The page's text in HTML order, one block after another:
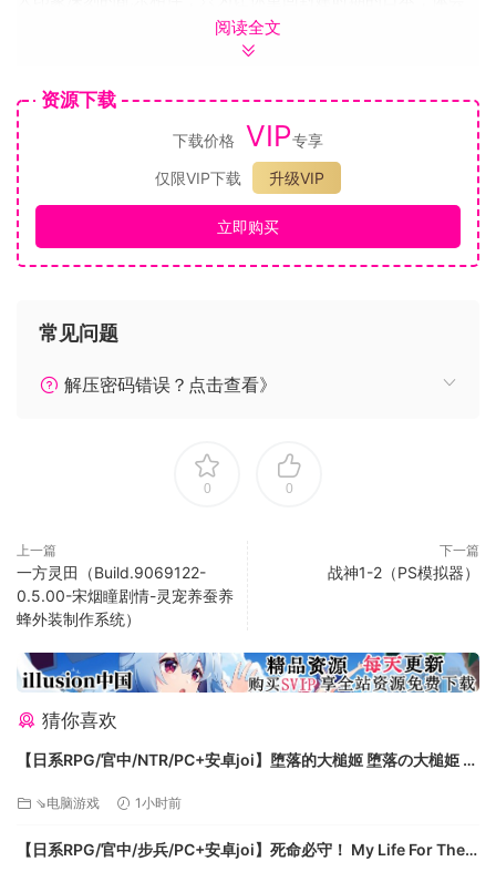
电影风格游戏《TREK TO YOMI》将于2022年发售，作为对垂
死的主人的誓言，年轻的剑士弘树发誓要保护他的城镇和他所
爱的人免受所有威胁。 面对悲剧，肩负使命，孤独的武士必须
超越生死，直面自己，决定前进的道路。
阅读全文
资源下载
下载价格 VIP专享
仅限VIP下载
升级VIP
立即购买
常见问题
解压密码错误？点击查看》
0 0
上一篇
一方灵田（Build.9069122-
0.5.00-宋烟瞳剧情-灵宠养蚕养
蜂外装制作系统）
下一篇
战神1-2（PS模拟器）
猜你喜欢
【日系RPG/官中/NTR/PC+安卓joi】堕落的大槌姬 堕落の大槌姫 官
⇘电脑游戏 1小时前
【日系RPG/官中/步兵/PC+安卓joi】死命必守！ My Life For Thee!